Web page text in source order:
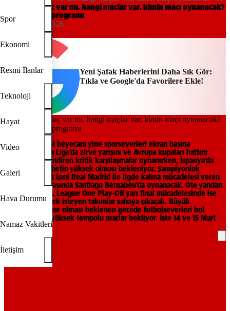
Spor
Ekonomi
Resmi İlanlar
Teknoloji
Hayat
Video
Galeri
Hava Durumu
Namaz Vakitleri
İletişim
Mayıs maç programı
Bu akşam maç var mı, hangi maçlar var, kimin maçı oynanacak?
14 Mayıs maç programı
10:41, 14/05/2026
Yeni Şafak Haberlerini Daha Sık Gör:
Tıkla ve Google'da Favorilere Ekle!
Bugünkü futbol heyecanı yine sporseverleri ekran başına
kilitleyecek. La Liga’da zirve yarışını ve Avrupa kupaları hattını
yakından ilgilendiren kritik karşılaşmalar oynanırken, İspanya’da
tempo ve rekabetin yüksek olması bekleniyor. Şampiyonluk
yarışının iddialı ismi Real Madrid ile ligde kalma mücadelesi veren
Real Oviedo arasında Santiago Bernabéu’da oynanacak. Öte yandan
İngiltere’de EFL League One Play-Off yarı final mücadelesinde ise
finale yükselmek isteyen takımlar sahaya çıkacak. Büyük
çekişmeye sahne olması beklenen gecede futbolseverleri bol
pozisyonlu ve yüksek tempolu maçlar bekliyor. İşte 14 ve 15 Mart
maç programı.
REKLAM